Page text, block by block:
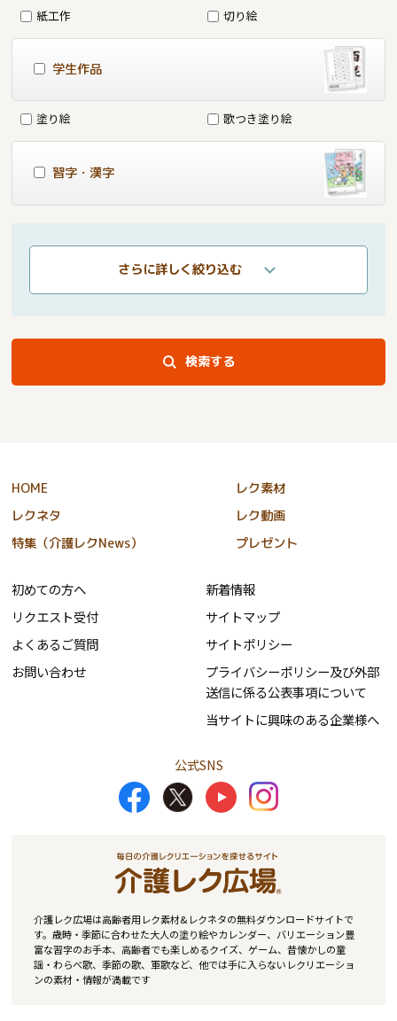
紙工作 切り絵
学生作品
塗り絵 歌つき塗り絵
習字・漢字
さらに詳しく絞り込む
検索する
HOME
レク素材
レクネタ
レク動画
特集（介護レクNews）
プレゼント
初めての方へ
リクエスト受付
よくあるご質問
お問い合わせ
新着情報
サイトマップ
サイトポリシー
プライバシーポリシー及び外部
送信に係る公表事項について
当サイトに興味のある企業様へ
公式SNS
介護レク広場は高齢者用レク素材&レクネタの無料ダウンロードサイトで
す。歳時・季節に合わせた大人の塗り絵やカレンダー、バリエーション豊
富な習字のお手本、高齢者でも楽しめるクイズ、ゲーム、昔懐かしの童
謡・わらべ歌、季節の歌、軍歌など、他では手に入らないレクリエーショ
ンの素材・情報が満載です